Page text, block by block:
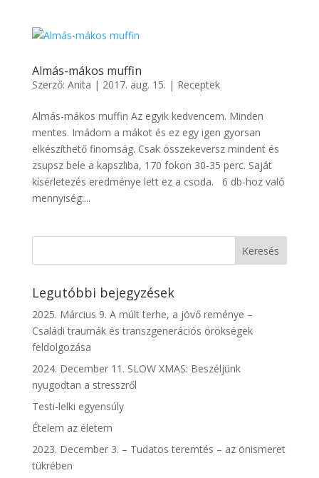
Almás-mákos muffin
Szerző: Anita | 2017. aug. 15. | Receptek
Almás-mákos muffin Az egyik kedvencem. Minden
mentes. Imádom a mákot és ez egy igen gyorsan
elkészíthető finomság. Csak összekeversz mindent és
zsupsz bele a kapszliba, 170 fokon 30-35 perc. Saját
kísérletezés eredménye lett ez a csoda. 6 db-hoz való
mennyiség:...
Legutóbbi bejegyzések
2025. Március 9. A múlt terhe, a jövő reménye –
Családi traumák és transzgenerációs örökségek
feldolgozása
2024. December 11. SLOW XMAS: Beszéljünk
nyugodtan a stresszről
Testi-lelki egyensúly
Ételem az életem
2023. December 3. – Tudatos teremtés – az önismeret
tükrében